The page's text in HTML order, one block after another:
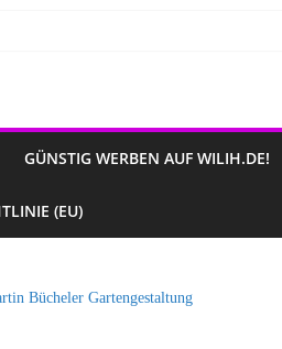
GÜNSTIG WERBEN AUF WILIH.DE!
(EU)